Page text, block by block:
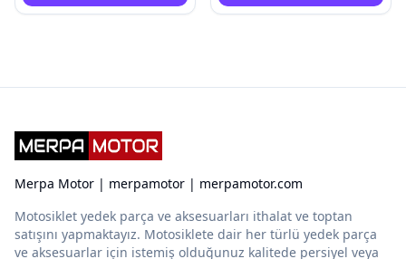
Merpa Motor | merpamotor | merpamotor.com
Motosiklet yedek parça ve aksesuarları ithalat ve toptan
satışını yapmaktayız. Motosiklete dair her türlü yedek parça
ve aksesuarlar için istemiş olduğunuz kalitede persiyel veya